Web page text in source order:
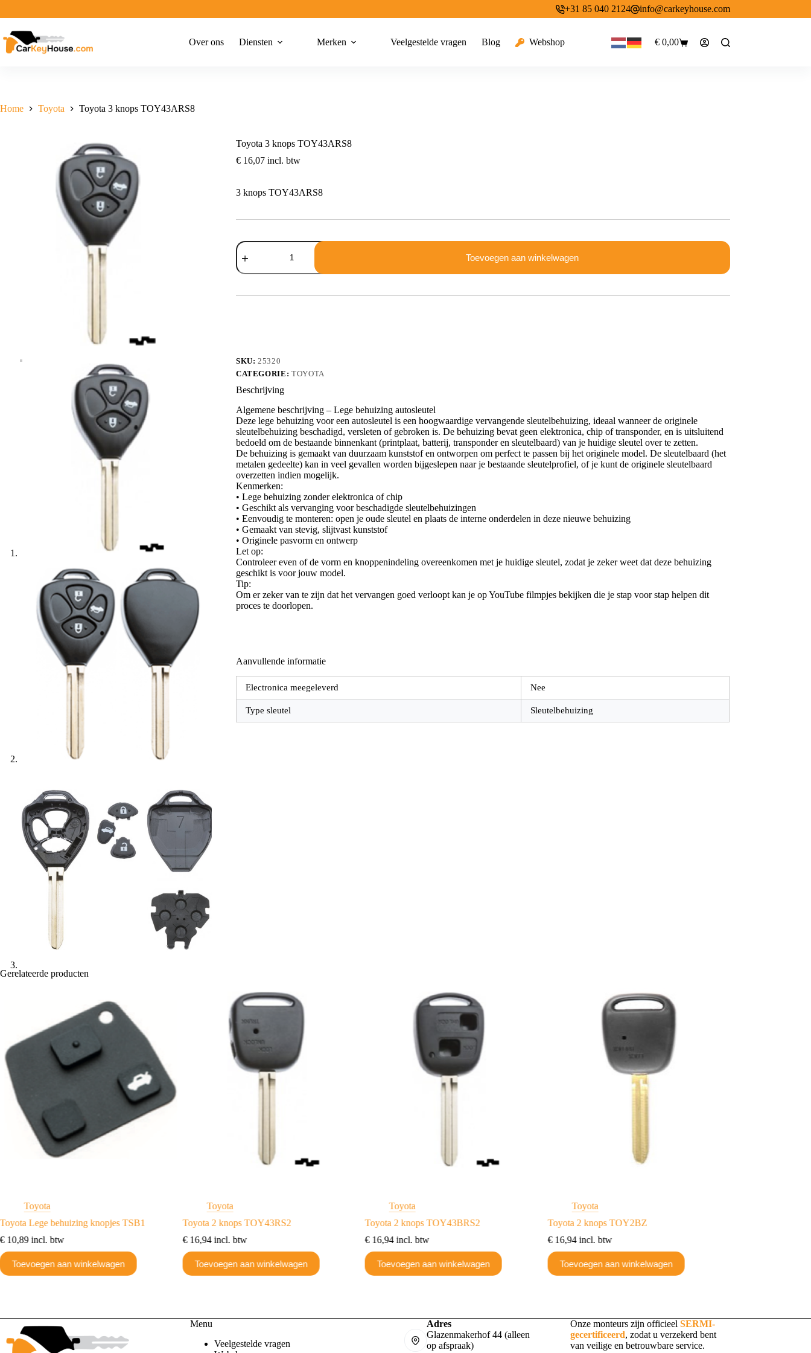
inhoud
+31 85 040 2124 info@carkeyhouse.com
Over ons Diensten Merken Veelgestelde vragen Blog Webshop Winkelwagen
€0,00
Home Toyota Toyota 3 knops TOY43ARS8
Toyota 3 knops TOY43ARS8
€16,07incl. btw
3 knops TOY43ARS8
Toyota
knops
TOY43ARS8
Toevoegen aan winkelwagen
SKU:25320
CATEGORIE:TOYOTA
Beschrijving
Algemene beschrijving – Lege behuizing autosleutel
Deze lege behuizing voor een autosleutel is een hoogwaardige vervangende sleutelbehuizing, ideaal wanneer de originele
sleutelbehuizing beschadigd, versleten of gebroken is. De behuizing bevat geen elektronica, chip of transponder, en is uitsluitend
bedoeld om de bestaande binnenkant (printplaat, batterij, transponder en sleutelbaard) van je huidige sleutel over te zetten.
De behuizing is gemaakt van duurzaam kunststof en ontworpen om perfect te passen bij het originele model. De sleutelbaard (het
metalen gedeelte) kan in veel gevallen worden bijgeslepen naar je bestaande sleutelprofiel, of je kunt de originele sleutelbaard
overzetten indien mogelijk.
Kenmerken:
• Lege behuizing zonder elektronica of chip
• Geschikt als vervanging voor beschadigde sleutelbehuizingen
• Eenvoudig te monteren: open je oude sleutel en plaats de interne onderdelen in deze nieuwe behuizing
• Gemaakt van stevig, slijtvast kunststof
• Originele pasvorm en ontwerp
Let op:
Controleer even of de vorm en knoppenindeling overeenkomen met je huidige sleutel, zodat je zeker weet dat deze behuizing
geschikt is voor jouw model.
Tip:
Om er zeker van te zijn dat het vervangen goed verloopt kan je op YouTube filmpjes bekijken die je stap voor stap helpen dit
proces te doorlopen.
Aanvullende informatie
Electronica meegeleverd Nee
Type sleutel Sleutelbehuizing
Gerelateerde producten
Toyota
Toyota Lege behuizing knopjes TSB1
€ 10,89 incl. btw
Toevoegen aan winkelwagen
Toyota
Toyota 2 knops TOY43RS2
€16,94incl. btw
Toevoegen aan winkelwagen
Toyota
Toyota 2 knops TOY43BRS2
€16,94incl. btw
Toevoegen aan winkelwagen
Toyota
Toyota 2 knops TOY2BZ
€16,94incl. btw
Toevoegen aan winkelwagen
Menu
Veelgestelde vragen
Adres
Glazenmakerhof 44 (alleen
op afspraak)
Onze monteurs zijn officieel SERMI-
gecertificeerd, zodat u verzekerd bent
van veilige en betrouwbare service.